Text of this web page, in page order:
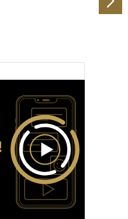
Sie ihnen bereitgestellt